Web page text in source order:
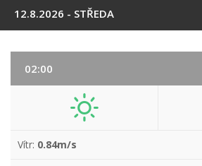
12.8.2026 - STŘEDA
02:00
Vítr: 0.84m/s